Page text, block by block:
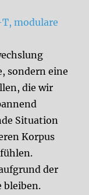
modulare
sondern eine
die wir
Situation
Korpus
der
bleiben.